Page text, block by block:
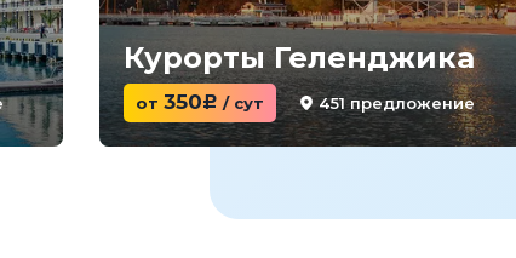
Курорты Геленджика
от 350c / сут 451 предложение